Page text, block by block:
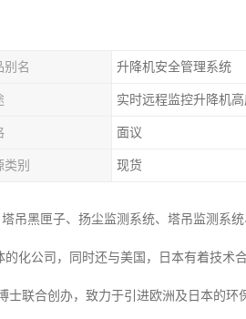
别名 升降机安全管理系统
实时远程监控升降机
面议
类别 现货
吊黑匣子、扬尘监测系统、塔吊监测系
化公司，同时还与美国，日本有着技术
联合创办，致力于引进欧洲及日本的环